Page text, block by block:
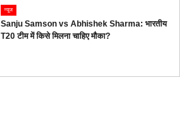
न्यूज
Sanju Samson vs Abhishek Sharma: भारतीय
T20 टीम में किसे मिलना चाहिए मौका?